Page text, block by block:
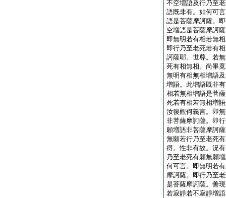
不空増語及行乃至
語既非有。如何可
語是菩薩摩訶薩。
空増語是菩薩摩訶
即無明若有相若無
即行乃至老死若有
訶薩耶。世尊。若
死有相無相。尚畢
無明有相無相増語
増語。此増語既非
相若無相増語是菩
死若有相若無相増
汝復觀何義言。即
非菩薩摩訶薩。即
願増語非菩薩摩訶
無願若行乃至老死
得。性非有故。況
乃至老死有願無願
何可言。即無明若
摩訶薩。即行乃至
是菩薩摩訶薩。善
若寂靜若不寂靜増